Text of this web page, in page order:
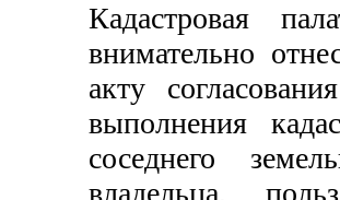
Кадастровая
внимательно
акту
выполнения
соседнего
владельца,